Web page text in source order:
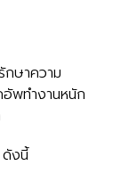
กษาความ
อัพทำงานหนัก
ดังนี้